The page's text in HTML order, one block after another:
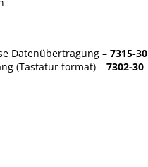
Datenübertragung – 7315-30
(Tastatur format) – 7302-30